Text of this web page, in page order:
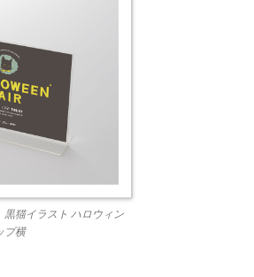
黒猫イラスト ハロウィン
プ横